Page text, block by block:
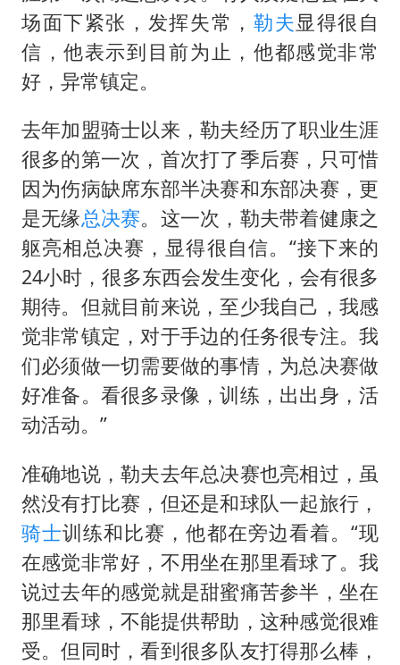
现代版摸金校尉落网查获400多枚古币
哈尔滨暴雨饭店门挡积水
男子结婚8年发现3个女儿均非亲生
奋进开新局 实干挑大梁
场面下紧张，发挥失常， 勒夫显得很自
信，他表示到目前为止，他都感觉非常
好，异常镇定。
去年加盟骑士以来，勒夫经历了职业生涯
很多的第一次，首次打了季后赛，只可惜
因为伤病缺席东部半决赛和东部决赛，更
是无缘总决赛。这一次，勒夫带着健康之
躯亮相总决赛，显得很自信。“接下来的
24小时，很多东西会发生变化，会有很多
期待。但就目前来说，至少我自己，我感
觉非常镇定，对于手边的任务很专注。我
们必须做一切需要做的事情，为总决赛做
好准备。看很多录像，训练，出出身，活
动活动。”
准确地说，勒夫去年总决赛也亮相过，虽
然没有打比赛，但还是和球队一起旅行，
骑士训练和比赛，他都在旁边看着。“现
在感觉非常好，不用坐在那里看球了。我
说过去年的感觉就是甜蜜痛苦参半，坐在
那里看球，不能提供帮助，这种感觉很难
受。但同时，看到很多队友打得那么棒，